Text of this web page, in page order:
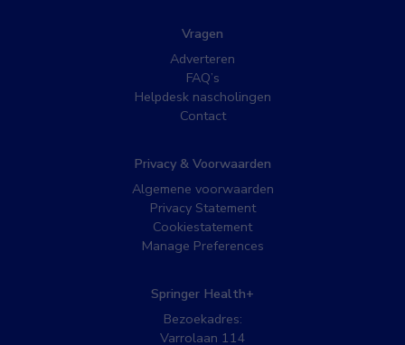
Vragen
Adverteren
FAQ’s
Helpdesk nascholingen
Contact
Privacy & Voorwaarden
Algemene voorwaarden
Privacy Statement
Cookiestatement
Manage Preferences
Springer Health+
Bezoekadres:
Varrolaan 114